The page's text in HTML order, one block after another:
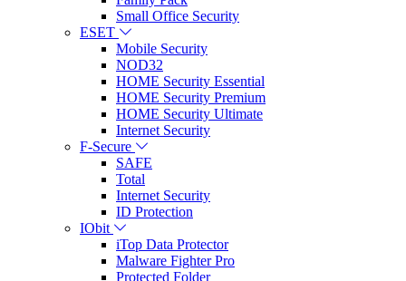
Small Office Security
ESET
Mobile Security
NOD32
HOME Security Essential
HOME Security Premium
HOME Security Ultimate
Internet Security
F-Secure
SAFE
Total
Internet Security
ID Protection
IObit
iTop Data Protector
Malware Fighter Pro
Protected Folder